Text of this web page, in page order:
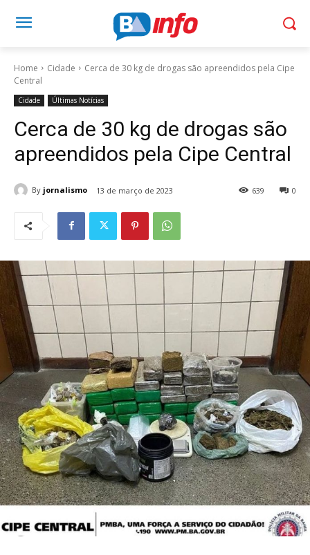
Home Cidade
Cerca de 30 kg de drogas são apreendidos pela Cipe
Central
Cidade Últimas Notícias
Cerca de 30 kg de drogas são
apreendidos pela Cipe Central
By jornalismo 13 de março de 2023 0
639